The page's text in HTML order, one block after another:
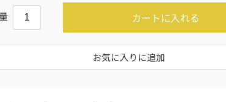
カートに入れる
お気に入りに追加